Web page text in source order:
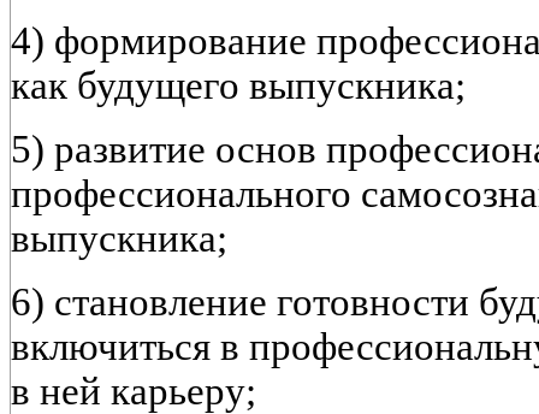
4) формирование
как будущего выпускника;
5) развитие основ
профессионального
выпускника;
6) становление готовности
включиться в
в ней карьеру;